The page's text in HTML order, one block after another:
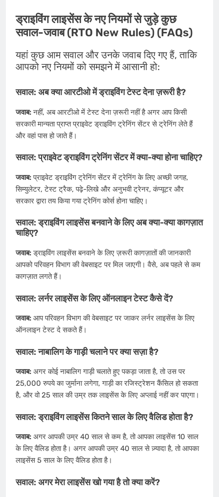
ड्राइविंग लाइसेंस के नए नियमों से जुड़े कुछ
सवाल-जवाब (RTO New Rules) (FAQs)
यहां कुछ आम सवाल और उनके जवाब दिए गए हैं, ताकि
आपको नए नियमों को समझने में आसानी हो:
सवाल: अब क्या आरटीओ में ड्राइविंग टेस्ट देना ज़रूरी है?
जवाब:नहीं, अब आरटीओ में टेस्ट देना ज़रूरी नहीं है अगर आप किसी
सरकारी मान्यता प्राप्त प्राइवेट ड्राइविंग ट्रेनिंग सेंटर से ट्रेनिंग लेते हैं
और वहां पास हो जाते हैं।
सवाल: प्राइवेट ड्राइविंग ट्रेनिंग सेंटर में क्या-क्या होना चाहिए?
जवाब:प्राइवेट ड्राइविंग ट्रेनिंग सेंटर में ट्रेनिंग के लिए अच्छी जगह,
सिम्युलेटर, टेस्ट ट्रैक, पढ़े-लिखे और अनुभवी ट्रेनर, कंप्यूटर और
सरकार द्वारा तय किया गया ट्रेनिंग कोर्स होना चाहिए।
सवाल: ड्राइविंग लाइसेंस बनवाने के लिए अब क्या-क्या कागज़ात
चाहिए?
जवाब:ड्राइविंग लाइसेंस बनवाने के लिए ज़रूरी कागज़ातों की जानकारी
आपको परिवहन विभाग की वेबसाइट पर मिल जाएगी। वैसे, अब पहले से कम
कागज़ात लगते हैं।
सवाल: लर्नर लाइसेंस के लिए ऑनलाइन टेस्ट कैसे दें?
जवाब: आप परिवहन विभाग की वेबसाइट पर जाकर लर्नर लाइसेंस के लिए
ऑनलाइन टेस्ट दे सकते हैं।
सवाल: नाबालिग के गाड़ी चलाने पर क्या सज़ा है?
जवाब: अगर कोई नाबालिग गाड़ी चलाते हुए पकड़ा जाता है, तो उस पर
25,000 रुपये का जुर्माना लगेगा, गाड़ी का रजिस्ट्रेशन कैंसिल हो सकता
है, और वो 25 साल की उम्र तक लाइसेंस के लिए अप्लाई नहीं कर पाएगा।
सवाल: ड्राइविंग लाइसेंस कितने साल के लिए वैलिड होता है?
जवाब: अगर आपकी उम्र 40 साल से कम है, तो आपका लाइसेंस 10 साल
के लिए वैलिड होता है। अगर आपकी उम्र 40 साल से ज़्यादा है, तो आपका
लाइसेंस 5 साल के लिए वैलिड होता है।
सवाल: अगर मेरा लाइसेंस खो गया है तो क्या करें?